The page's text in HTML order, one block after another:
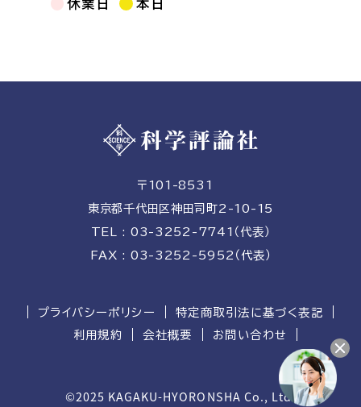
〒101-8531
東京都千代田区神田司町2-10-15
TEL : 03-3252-7741（代表）
FAX : 03-3252-5952（代表）
プライバシーポリシー
特定商取引法に基づく表記
利用規約
会社概要 お問い合わせ
©2025 KAGAKU-HYORONSHA Co., Ltd.